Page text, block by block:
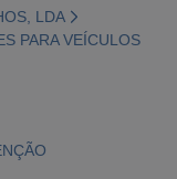
LDA
PARA VEÍCULOS